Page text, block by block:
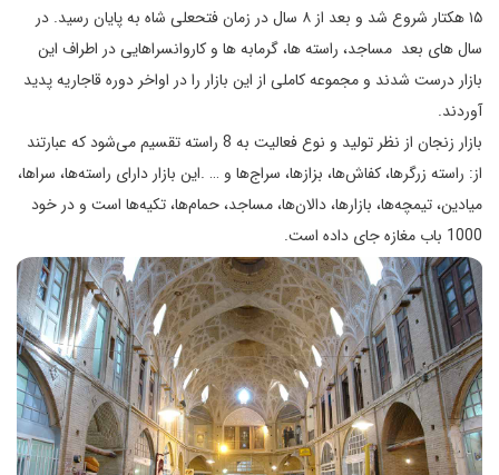
۱۵ هکتار شروع شد و بعد از ۸ سال در زمان فتحعلی شاه به پایان رسید. در
سال های بعد مساجد، راسته ها، گرمابه ها و کاروانسراهایی در اطراف این
بازار درست شدند و مجموعه کاملی از این بازار را در اواخر دوره قاجاریه پدید
آوردند.
بازار زنجان از نظر تولید و نوع فعالیت به 8 راسته تقسیم می‌شود که عبارتند
از: راسته زرگرها، کفاش‌ها، بزازها، سراج‌ها و … .این بازار دارای راسته‌ها، سراها،
میادین، تیمچه‌ها، بازارها، دالان‌ها، مساجد، حمام‌ها، تکیه‌ها است و در خود
1000 باب مغازه جای داده است.